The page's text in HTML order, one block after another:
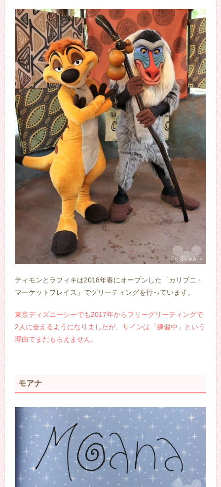
ティモンとラフィキは2018年春にオープンした「カリブニ・
マーケットプレイス」でグリーティングを行っています。
東京ディズニーシーでも2017年からフリーグリーティングで
2人に会えるようになりましたが、サインは「練習中」という
理由でまだもらえません。
モアナ